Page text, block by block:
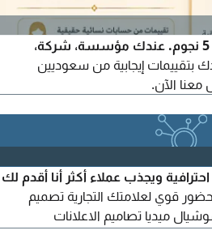
زيادة تقييمات خرائط جوجل 5 نجوم. عندك مؤسسة، شركة،
بتقييمات إيجابية من سعوديين
الآن.
ويجذب عملاء أكثر أنا أقدم لك
قوي لعلامتك التجارية تصميم
ميديا تصاميم الاعلانات